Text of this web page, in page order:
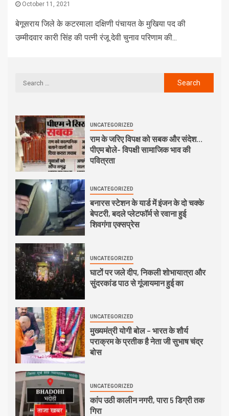
October 11, 2021
बेगूसराय जिले के कटरमाला दक्षिणी पंचायत के मुखिया पद की
उम्मीदवार कारी सिंह की पत्नी रंजू देवी चुनाव परिणाम की...
UNCATEGORIZED
राम के जरिए विपक्ष को सबक और संदेश…
पीएम बोले- विपक्षी सामाजिक भाव की
पवित्रता
UNCATEGORIZED
बनारस स्टेशन के यार्ड में इंजन के दो चक्के
बेपटरी, बदले प्लेटफॉर्म से रवाना हुई
शिवगंगा एक्सप्रेस
UNCATEGORIZED
घाटों पर जले दीप, निकली शोभायात्रा और
सुंदरकांड पाठ से गूंजायमान हुई का
UNCATEGORIZED
मुख्यमंत्री योगी बोल – भारत के शौर्य
पराक्रम के प्रतीक है नेता जी सुभाष चंद्र
बोस
UNCATEGORIZED
कांप उठी कालीन नगरी, पारा 5 डिग्री तक
गिरा